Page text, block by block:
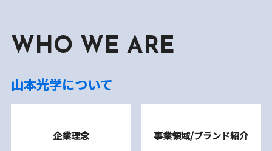
WHO WE ARE
山本光学について
企業理念 事業領域/ブランド紹介